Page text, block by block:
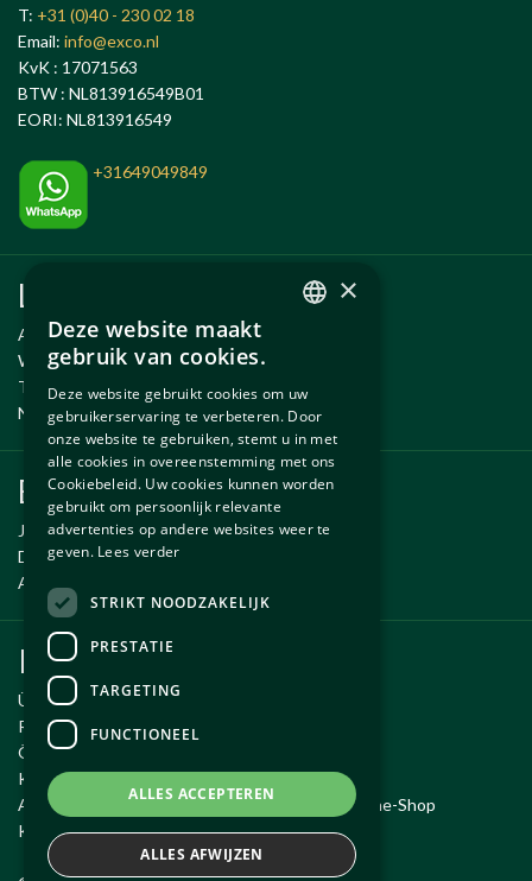
T: +31 (0)40 - 230 02 18
Email: info@exco.nl
KvK : 17071563
BTW : NL813916549B01
EORI: NL813916549
+31649049849
Links
Anlässe
Wartung und Reparatur
Temporäre Fahrzeug
Neue und gebrauchte erzsatzteile
Ersatzteile
Jaguar ersatzteile
Daimler ersatzteile
Aston Martin ersatzteile
Kundendienst
Über Autobetrieb Exco
Reiseroute
Öffnungszeiten
Kontakt
Allgemeine Geschäftsbedingungen für den Online-Shop
Kauf widerrufen
×
Deze website maakt
gebruik van cookies.
Deze website gebruikt cookies om uw
gebruikerservaring te verbeteren. Door
onze website te gebruiken, stemt u in met
alle cookies in overeenstemming met ons
Cookiebeleid. Uw cookies kunnen worden
gebruikt om persoonlijk relevante
advertenties op andere websites weer te
geven. Lees verder
STRIKT NOODZAKELIJK
PRESTATIE
TARGETING
FUNCTIONEEL
ALLES ACCEPTEREN
ALLES AFWIJZEN